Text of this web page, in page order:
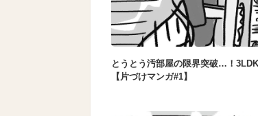
とうとう汚部屋の限界突破…！
【片づけマンガ#1】